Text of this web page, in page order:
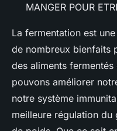
MANGER POUR
La fermentation est
de nombreux bienfaits
des aliments
pouvons améliorer
notre système
meilleure régulation du